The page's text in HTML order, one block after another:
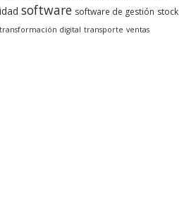
software software de gestión stock
transformación digital transporte ventas